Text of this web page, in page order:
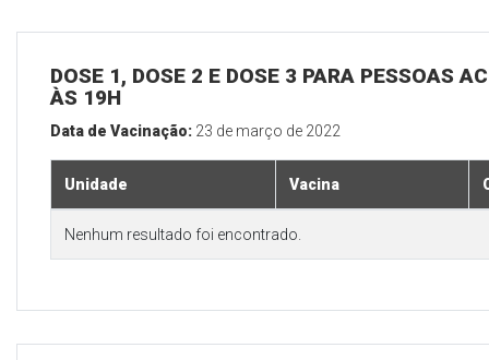
DOSE 1, DOSE 2 E DOSE 3 PARA PESSOAS
ÀS 19H
Data de Vacinação: 23 de março de 2022
Unidade Vacina
Nenhum resultado foi encontrado.